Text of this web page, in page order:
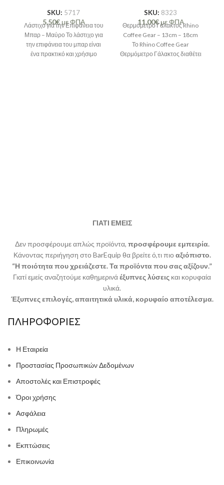
SKU: 5717
5,50€με ΦΠΑ
Λάστιχο για την Επιφάνεια του
Μπαρ – Μαύρο Το λάστιχο για
την επιφάνεια του μπαρ είναι
ένα πρακτικό και χρήσιμο
SKU: 8323
11,00€με ΦΠΑ
Θερμόμετρο Γάλακτος Rhino
Coffee Gear – 13cm – 18cm
Το Rhino Coffee Gear
Θερμόμετρο Γάλακτος διαθέτει
ΓΙΑΤΙ ΕΜΕΙΣ
Δεν προσφέρουμε απλώς προϊόντα, προσφέρουμε εμπειρία.
Κάνοντας περιήγηση στο BarEquip θα βρείτε ό,τι πιο αξιόπιστο.
“Η ποιότητα που χρειάζεστε. Τα προϊόντα που σας αξίζουν.”
Γιατί εμείς αναζητούμε καθημερινάέξυπνες λύσεις και κορυφαία
υλικά.
Έξυπνες επιλογές, απαιτητικά υλικά, κορυφαίο αποτέλεσμα.
ΠΛΗΡΟΦΟΡΙΕΣ
Η Εταιρεία
Προστασίας Προσωπικών Δεδομένων
Αποστολές και Επιστροφές
Όροι χρήσης
Ασφάλεια
Πληρωμές
Εκπτώσεις
Επικοινωνία